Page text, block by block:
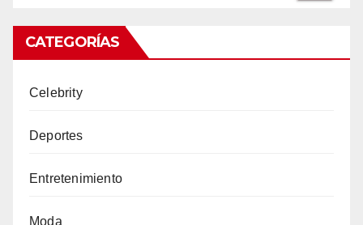
CATEGORÍAS
Celebrity
Deportes
Entretenimiento
Moda